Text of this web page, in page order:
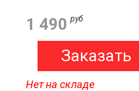
1 490 руб
Заказать
Нет на складе